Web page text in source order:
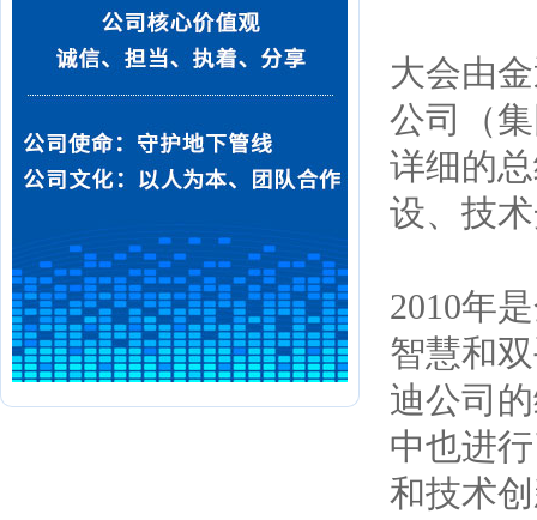
大会由
公司（
详细的
设、技
2010年
智慧和
迪公司
中也进
和技术